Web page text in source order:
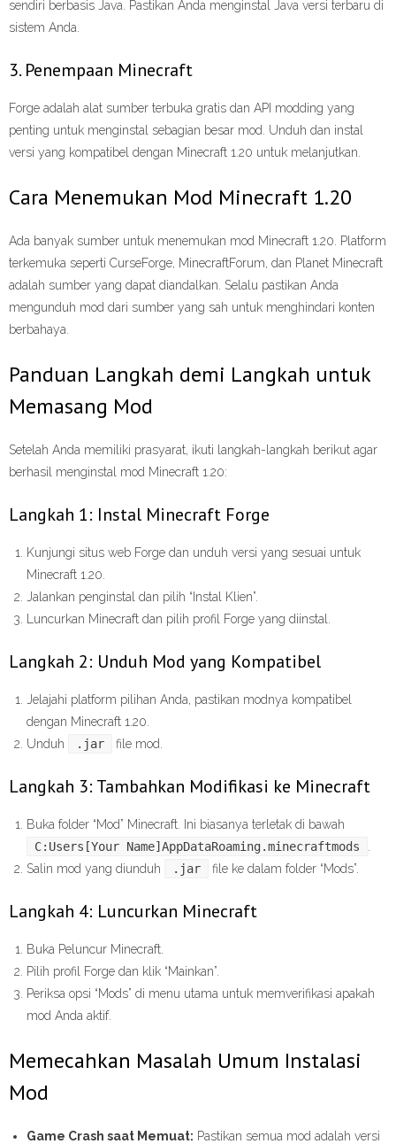
sendiri berbasis Java. Pastikan Anda menginstal Java versi terbaru di
sistem Anda.
3. Penempaan Minecraft
Forge adalah alat sumber terbuka gratis dan API modding yang
penting untuk menginstal sebagian besar mod. Unduh dan instal
versi yang kompatibel dengan Minecraft 1.20 untuk melanjutkan.
Cara Menemukan Mod Minecraft 1.20
Ada banyak sumber untuk menemukan mod Minecraft 1.20. Platform
terkemuka seperti CurseForge, MinecraftForum, dan Planet Minecraft
adalah sumber yang dapat diandalkan. Selalu pastikan Anda
mengunduh mod dari sumber yang sah untuk menghindari konten
berbahaya.
Panduan Langkah demi Langkah untuk
Memasang Mod
Setelah Anda memiliki prasyarat, ikuti langkah-langkah berikut agar
berhasil menginstal mod Minecraft 1.20:
Langkah 1: Instal Minecraft Forge
Kunjungi situs web Forge dan unduh versi yang sesuai untuk
Minecraft 1.20.
Jalankan penginstal dan pilih “Instal Klien”.
Luncurkan Minecraft dan pilih profil Forge yang diinstal.
Langkah 2: Unduh Mod yang Kompatibel
Jelajahi platform pilihan Anda, pastikan modnya kompatibel
dengan Minecraft 1.20.
Unduh
.jar file mod.
Langkah 3: Tambahkan Modifikasi ke Minecraft
Buka folder “Mod” Minecraft. Ini biasanya terletak di bawah
C:Users[Your Name]AppDataRoaming.minecraftmods
Salin mod yang diunduh
.jar file ke dalam folder “Mods”.
Langkah 4: Luncurkan Minecraft
Buka Peluncur Minecraft.
Pilih profil Forge dan klik “Mainkan”.
Periksa opsi “Mods” di menu utama untuk memverifikasi apakah
mod Anda aktif.
Memecahkan Masalah Umum Instalasi
Mod
Game Crash saat Memuat: Pastikan semua mod adalah versi